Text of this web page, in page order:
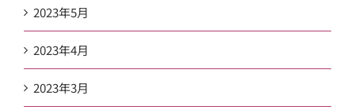
2023年5月
2023年4月
2023年3月